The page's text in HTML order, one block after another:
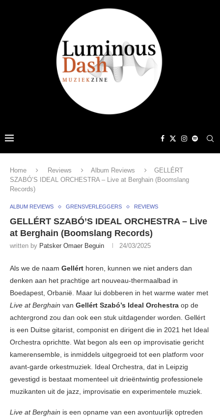
Home Reviews Album Reviews
GELLÉRT
SZABÓ’S IDEAL ORCHESTRA – Live at Berghain (Boomslang
Records)
ALBUM REVIEWS GRENSVERLEGGERS REVIEWS
GELLÉRT SZABÓ’S IDEAL ORCHESTRA – Live
at Berghain (Boomslang Records)
written by Patsker Omaer Beguin 24/03/2025
Als we de naam Gellért horen, kunnen we niet anders dan
denken aan het prachtige art nouveau-thermaalbad in
Boedapest, Orbanië. Maar lui dobberen in het warme water met
Live at Berghain van Gellért Szabó’s Ideal Orchestra op de
achtergrond zou dan ook een stuk uitdagender worden. Gellért
is een Duitse gitarist, componist en dirigent die in 2021 het Ideal
Orchestra oprichtte. Wat begon als een op improvisatie gericht
kamerensemble, is inmiddels uitgegroeid tot een platform voor
avant-garde orkestmuziek. Ideal Orchestra, dat in Leipzig
gevestigd is bestaat momenteel uit drieëntwintig professionele
muzikanten uit de jazz, improvisatie en experimentele muziek.
Live at Berghain is een opname van een avontuurlijk optreden